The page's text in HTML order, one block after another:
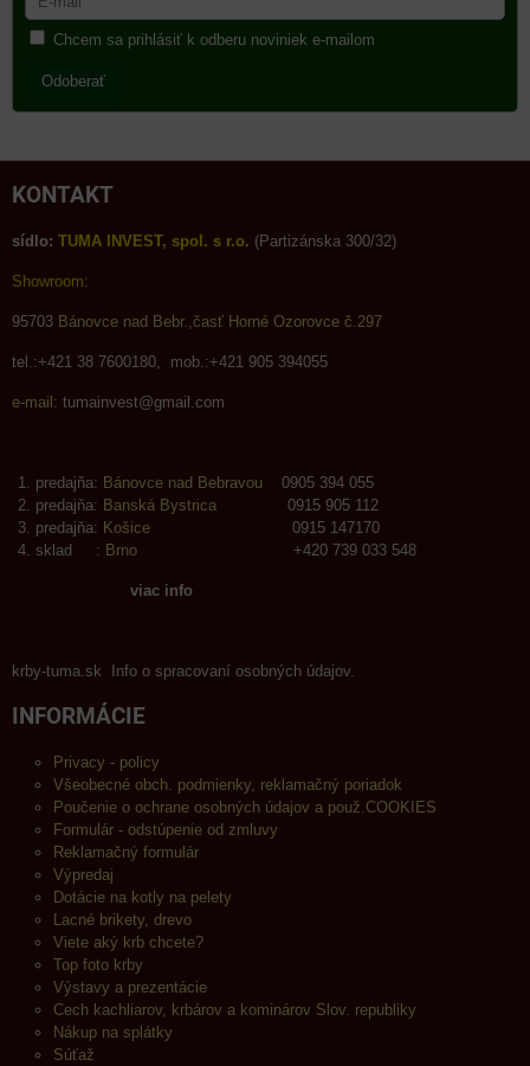
Chcem sa prihlásiť k odberu noviniek e-mailom
Odoberať
KONTAKT
sídlo: TUMA INVEST, spol. s r.o. (Partizánska 300/32)
Showroom:
95703 Bánovce nad Bebr.,časť Horné Ozorovce č.297
tel.:+421 38 7600180, mob.:+421 905 394055
e-mail: tumainvest@gmail.com
predajňa: Bánovce nad Bebravou 0905 394 055
predajňa: Banská Bystrica 0915 905 112
predajňa: Košice 0915 147170
sklad : Brno +420 739 033 548
viac info
krby-tuma.sk Info o spracovaní osobných údajov.
INFORMÁCIE
Privacy - policy
Všeobecné obch. podmienky, reklamačný poriadok
Poučenie o ochrane osobných údajov a použ.COOKIES
Formulár - odstúpenie od zmluvy
Reklamačný formulár
Výpredaj
Dotácie na kotly na pelety
Lacné brikety, drevo
Viete aký krb chcete?
Top foto krby
Výstavy a prezentácie
Cech kachliarov, krbárov a kominárov Slov. republiky
Nákup na splátky
Súťaž